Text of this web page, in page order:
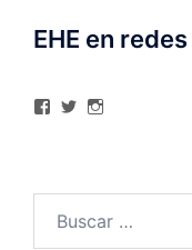
EHE en
Ver
Facebook
Ver
TwitterInstagram